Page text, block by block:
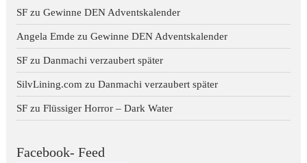
SF zuGewinne DEN Adventskalender
Angela Emde zuGewinne DEN Adventskalender
SF zuDanmachi verzaubert später
SilvLining.com zuDanmachi verzaubert später
SF zuFlüssiger Horror – Dark Water
Facebook- Feed